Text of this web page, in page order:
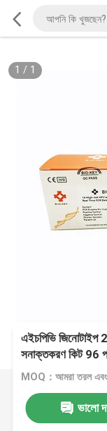
1 / 1
এইচপিভি
সনাক্তকরণ কিট 96
ভালো